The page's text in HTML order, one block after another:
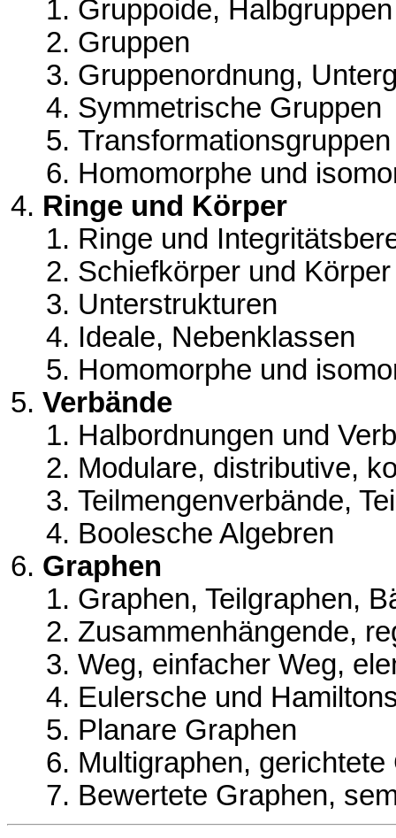
Gruppoide, Halbgruppen
Gruppen
Gruppenordnung,
Symmetrische Gruppen
Transformationsgruppen
Homomorphe und
Ringe und Körper
Ringe und
Schiefkörper und Körper
Unterstrukturen
Ideale, Nebenklassen
Homomorphe und
Verbände
Halbordnungen und
Modulare, distributive,
Teilmengenverbände,
Boolesche Algebren
Graphen
Graphen, Teilgraphen,
Zusammenhängende,
Weg, einfacher Weg,
Eulersche und
Planare Graphen
Multigraphen, gerichtete
Bewertete Graphen,